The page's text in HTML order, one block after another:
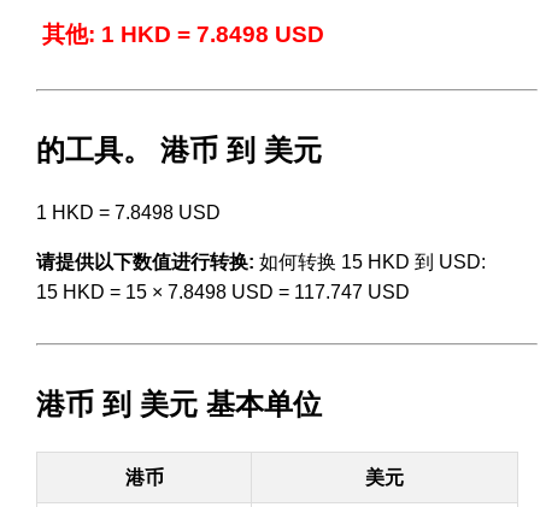
其他: 1 HKD = 7.8498 USD
的工具。 港币 到 美元
1 HKD = 7.8498 USD
请提供以下数值进行转换: 如何转换 15 HKD 到 USD:
15 HKD = 15 × 7.8498 USD = 117.747 USD
港币 到 美元 基本单位
港币 美元